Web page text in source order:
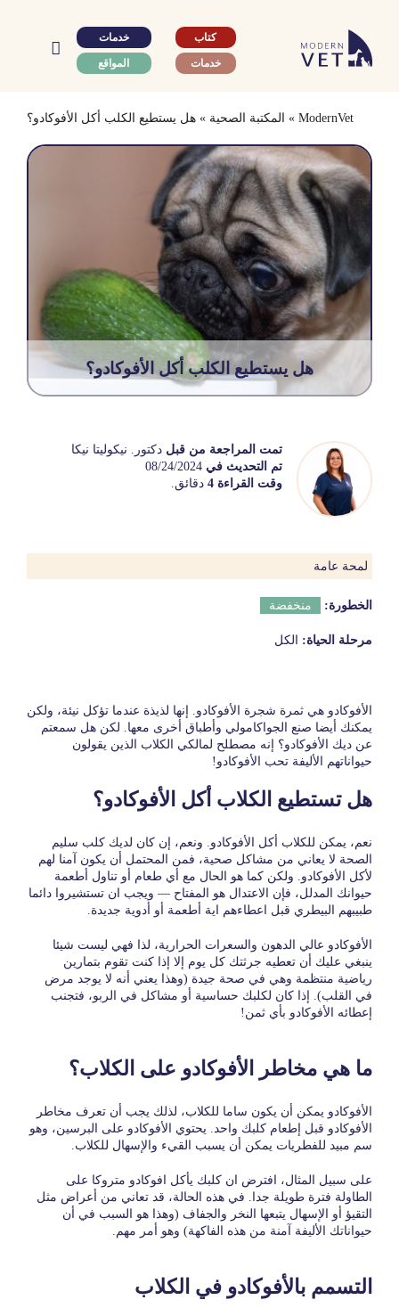
content
كتاب
خدمات
خدمات
المواقع
ModernVet
» المكتبة الصحية »هل يستطيع الكلب أكل الأفوكادو؟
هل يستطيع الكلب أكل الأفوكادو؟
تمت المراجعة من قبل دكتور. نيكوليتا نيكا
تم التحديث في
وقت القراءة 4
دقائق.
لمحة عامة
الخطورة: منخفضة
مرحلة الحياة: الكل
الأفوكادو هي ثمرة شجرة الأفوكادو. إنها لذيذة عندما تؤكل نيئة، ولكن
يمكنك أيضا صنع الجواكامولي وأطباق أخرى معها. لكن هل سمعتم
عن ديك الأفوكادو؟ إنه مصطلح لمالكي الكلاب الذين يقولون
حيواناتهم الأليفة تحب الأفوكادو!
هل تستطيع الكلاب أكل الأفوكادو؟
نعم، يمكن للكلاب أكل الأفوكادو. ونعم، إن كان لديك كلب سليم
الصحة لا يعاني من مشاكل صحية، فمن المحتمل أن يكون آمنا لهم
لأكل الأفوكادو. ولكن كما هو الحال مع أي طعام أو تناول أطعمة
حيوانك المدلل، فإن الاعتدال هو المفتاح — ويجب ان تستشيروا دائما
طبيبهم البيطري قبل اعطاءهم اية أطعمة أو أدوية جديدة.
الأفوكادو عالي الدهون والسعرات الحرارية، لذا فهي ليست شيئا
ينبغي عليك أن تعطيه جرثتك كل يوم إلا إذا كنت تقوم بتمارين
رياضية منتظمة وهي في صحة جيدة (وهذا يعني أنه لا يوجد مرض
في القلب). إذا كان لكلبك حساسية أو مشاكل في الربو، فتجنب
إعطائه الأفوكادو بأي ثمن!
ما هي مخاطر الأفوكادو على الكلاب؟
الأفوكادو يمكن أن يكون ساما للكلاب، لذلك يجب أن تعرف مخاطر
الأفوكادو قبل إطعام كلبك واحد. يحتوي الأفوكادو على البرسين، وهو
سم مبيد للفطريات يمكن أن يسبب القيء والإسهال للكلاب.
على سبيل المثال، افترض ان كلبك يأكل افوكادو متروكا على
الطاولة فترة طويلة جدا. في هذه الحالة، قد تعاني من أعراض مثل
التقيؤ أو الإسهال يتبعها النخر والجفاف (وهذا هو السبب في أن
حيواناتك الأليفة آمنة من هذه الفاكهة) وهو أمر مهم.
التسمم بالأفوكادو في الكلاب